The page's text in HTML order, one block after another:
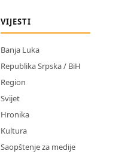
VIJESTI
Banja Luka
Republika Srpska / BiH
Region
Svijet
Hronika
Kultura
Saopštenje za medije